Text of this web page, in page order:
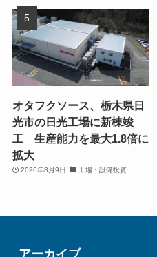
オタフクソース、栃木県日
光市の日光工場に新棟竣
工 生産能力を最大1.8倍に
拡大
2026年8月9日 工場・設備投資
アーカイブ